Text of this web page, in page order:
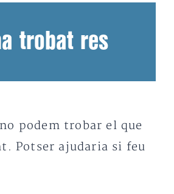
trobat res
podem trobar el que
Potser ajudaria si feu